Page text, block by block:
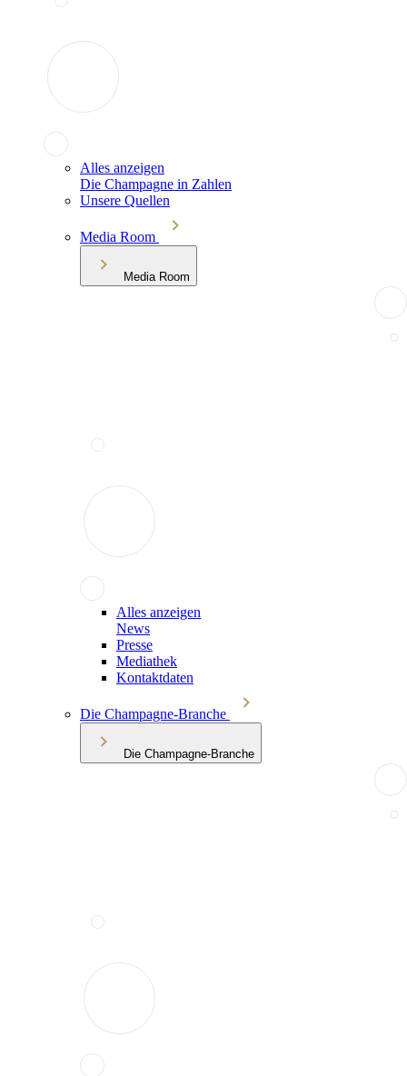
Alles anzeigen
Die Champagne in Zahlen
Unsere Quellen
Media Room
Media Room
Alles anzeigen
News
Presse
Mediathek
Kontaktdaten
Die Champagne-Branche
Die Champagne-Branche